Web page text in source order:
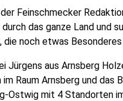
Feinschmecker
das ganze Land und
die noch etwas
Jürgens aus Arnsberg
Raum Arnsberg und das
Ostwig mit 4 Standorten